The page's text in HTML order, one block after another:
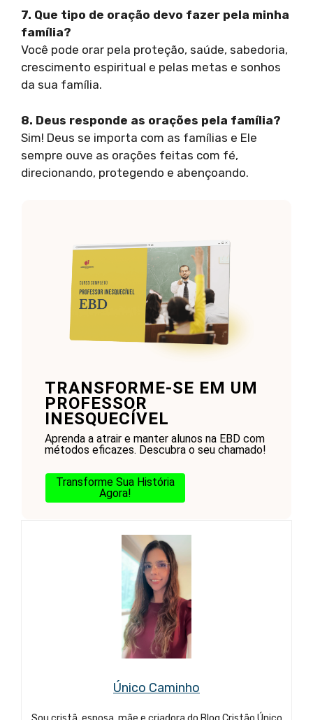
7. Que tipo de oração devo fazer pela minha
família?
Você pode orar pela proteção, saúde, sabedoria,
crescimento espiritual e pelas metas e sonhos
da sua família.
8. Deus responde as orações pela família?
Sim! Deus se importa com as famílias e Ele
sempre ouve as orações feitas com fé,
direcionando, protegendo e abençoando.
TRANSFORME-SE EM UM
PROFESSOR
INESQUECÍVEL
Aprenda a atrair e manter alunos na EBD com
métodos eficazes. Descubra o seu chamado!
Transforme Sua História
Agora!
Único Caminho